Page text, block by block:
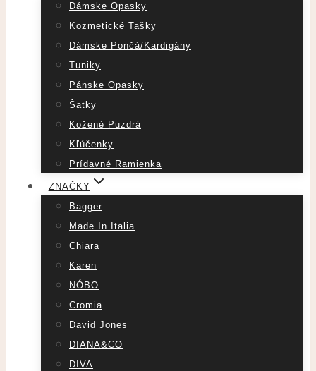
Dámske Opasky
Kozmetické Tašky
Dámske Pončá/Kardigány
Tuniky
Pánske Opasky
Šatky
Kožené Puzdrá
Kľúčenky
Prídavné Ramienka
ZNAČKY
Bagger
Made In Italia
Chiara
Karen
NÓBO
Cromia
David Jones
DIANA&CO
DIVA